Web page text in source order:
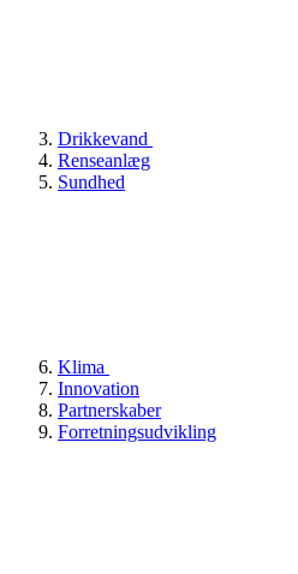
Drikkevand
Renseanlæg
Sundhed
Klima
Innovation
Partnerskaber
Forretningsudvikling